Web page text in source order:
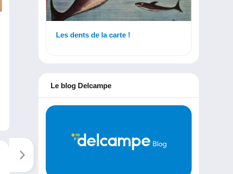
Les dents de la carte !
Le blog Delcampe